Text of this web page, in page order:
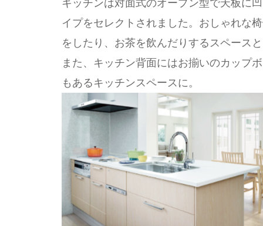
キッチンは対面式のオープン型で天板に
イプをセレクトされました。おしゃれな
をしたり、お茶を飲んだりするスペース
また、キッチン背面にはお揃いのカップ
もあるキッチンスペースに。